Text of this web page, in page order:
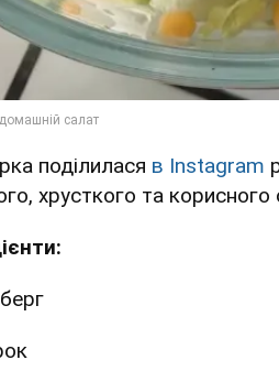
поділилася в Instagram
хрусткого та